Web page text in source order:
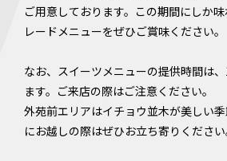
ご用意しております。この期間にしか
レードメニューをぜひご賞味ください。
なお、スイーツメニューの提供時間は
ます。ご来店の際はご注意ください。
外苑前エリアはイチョウ並木が美しい
にお越しの際はぜひお立ち寄りください